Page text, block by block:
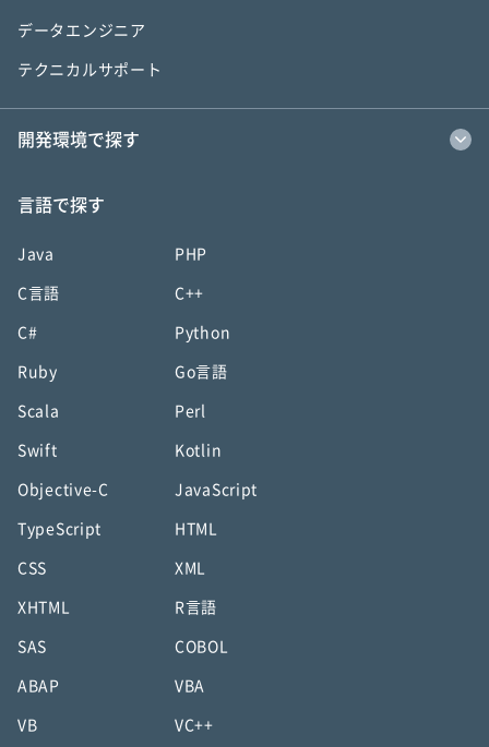
データエンジニア
テクニカルサポート
開発環境で探す
言語で探す
Java PHP
C言語 C++
C# Python
Ruby Go言語
Scala Perl
Swift Kotlin
Objective-C JavaScript
TypeScript HTML
CSS XML
XHTML R言語
SAS COBOL
ABAP VBA
VB VC++